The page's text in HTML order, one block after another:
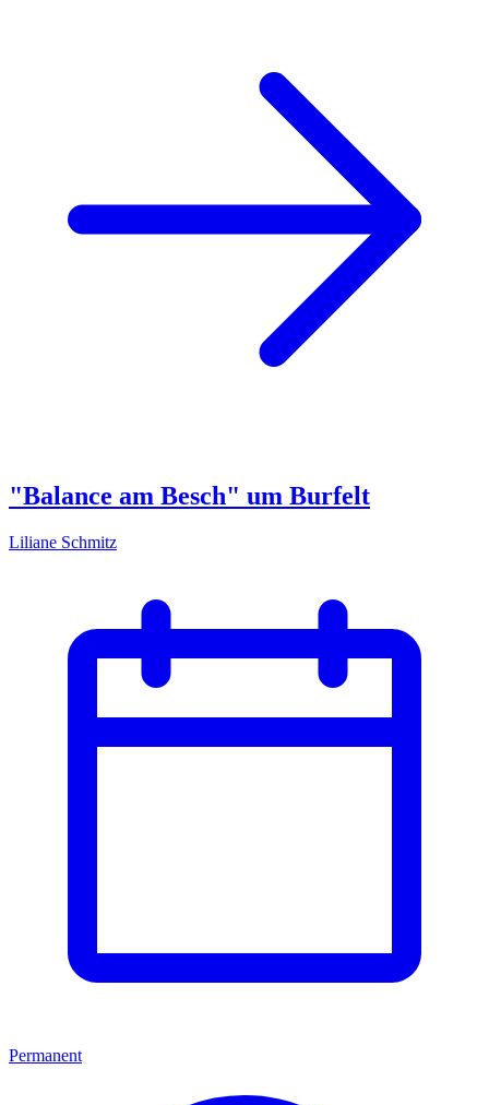
"Balance am Besch" um Burfelt
Liliane Schmitz
Permanent